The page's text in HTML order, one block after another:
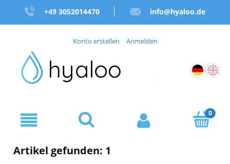
+49 3052014470 info@hyaloo.de
Konto erstellen Anmelden
Artikel gefunden: 1